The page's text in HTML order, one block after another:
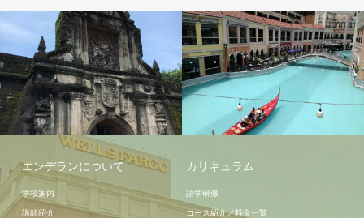
周辺情報
エンデランについて
学校案内
講師紹介
カリキュラム
語学研修
コース紹介／料金一覧